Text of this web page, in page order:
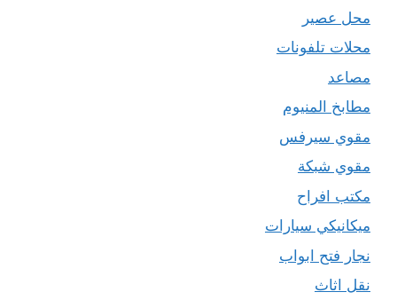
محل عصير
محلات تلفونات
مصاعد
مطابخ المنيوم
مقوي سيرفس
مقوي شبكة
مكتب افراح
ميكانيكي سيارات
نجار فتح ابواب
نقل اثاث